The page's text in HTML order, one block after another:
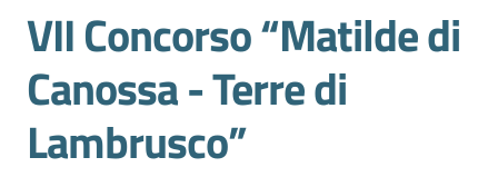
Studi
e
Statistica
Salta al contenuto
VII Concorso “Matilde di
Canossa - Terre di
Lambrusco”